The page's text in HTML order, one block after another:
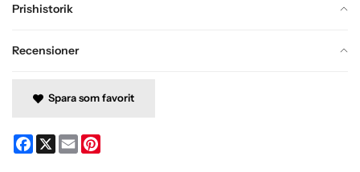
Prishistorik
Recensioner
Spara som favorit
Facebook
X Email